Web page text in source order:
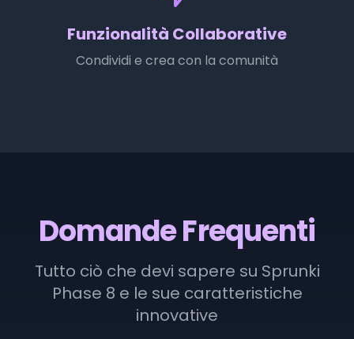
Funzionalità Collaborative
Condividi e crea con la comunità
Domande Frequenti
Tutto ciò che devi sapere su Sprunki
Phase 8 e le sue caratteristiche
innovative